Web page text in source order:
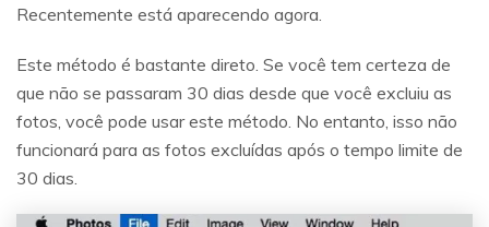
Recentemente está aparecendo agora.
Este método é bastante direto. Se você tem certeza de
que não se passaram 30 dias desde que você excluiu as
fotos, você pode usar este método. No entanto, isso não
funcionará para as fotos excluídas após o tempo limite de
30 dias.